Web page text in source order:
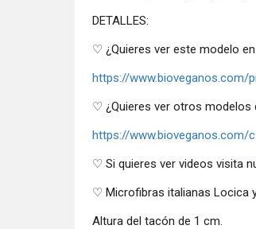
DETALLES:
♡ ¿Quieres ver este modelo
https://www.bioveganos.com/
♡ ¿Quieres ver otros modelos
https://www.bioveganos.com/
♡ Si quieres ver videos visita
♡ Microfibras italianas Locica
Altura del tacón de 1 cm.